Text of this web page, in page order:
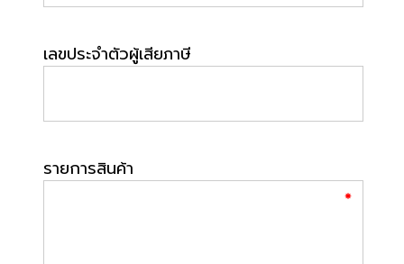
เลขประจำตัวผู้เสียภาษี
รายการสินค้า